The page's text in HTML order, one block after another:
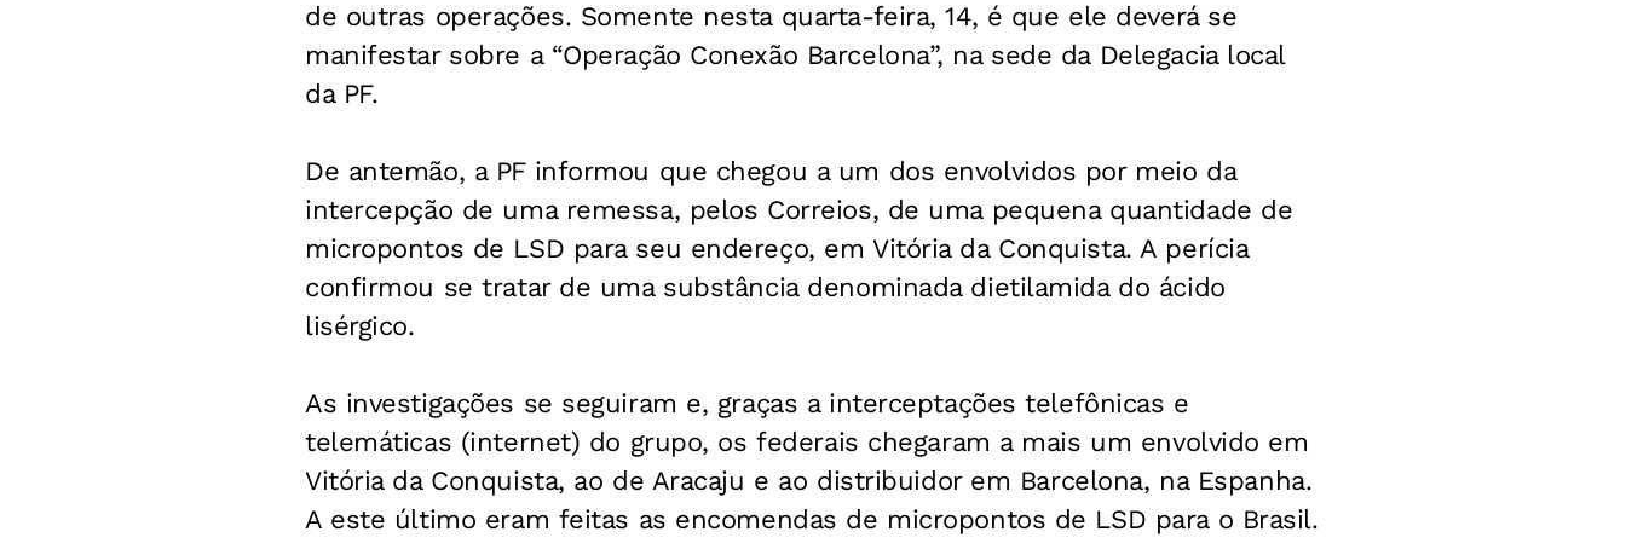
de outras operações. Somente nesta quarta-feira, 14, é que ele deverá se
manifestar sobre a “Operação Conexão Barcelona”, na sede da Delegacia local
da PF.
De antemão, a PF informou que chegou a um dos envolvidos por meio da
intercepção de uma remessa, pelos Correios, de uma pequena quantidade de
micropontos de LSD para seu endereço, em Vitória da Conquista. A perícia
confirmou se tratar de uma substância denominada dietilamida do ácido
lisérgico.
As investigações se seguiram e, graças a interceptações telefônicas e
telemáticas (internet) do grupo, os federais chegaram a mais um envolvido em
Vitória da Conquista, ao de Aracaju e ao distribuidor em Barcelona, na Espanha.
A este último eram feitas as encomendas de micropontos de LSD para o Brasil.